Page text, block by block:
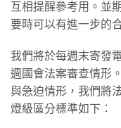
互相提醒參考用。並
要時可以有進一步的
我們將於每週末寄發
週國會法案審查情形
與急迫情形，我們將
燈級區分標準如下：